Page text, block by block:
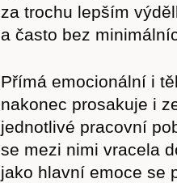
za trochu lepším
a často bez
Přímá emocionální i
nakonec prosakuje i
jednotlivé pracovní
se mezi nimi vracela
jako hlavní emoce se